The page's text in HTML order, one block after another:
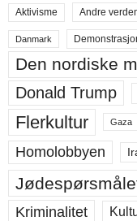
Aktivisme Andre
Danmark
Den nordiske
Donald Trump
Flerkultur Gaza
Homolobbyen
Kriminalitet